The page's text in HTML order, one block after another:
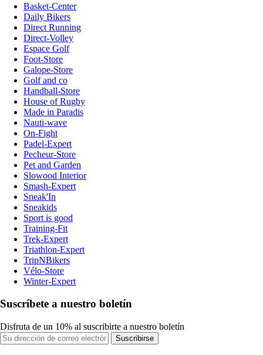
Basket-Center
Daily Bikers
Direct Running
Direct-Volley
Espace Golf
Foot-Store
Galope-Store
Golf and co
Handball-Store
House of Rugby
Made in Paradis
Nauti-wave
On-Fight
Padel-Expert
Pecheur-Store
Pet and Garden
Slowood Interior
Smash-Expert
Sneak'In
Sneakids
Sport is good
Training-Fit
Trek-Expert
Triathlon-Expert
TripNBikers
Vélo-Store
Winter-Expert
Suscríbete a nuestro boletín
Disfruta de un 10% al suscribirte a nuestro boletín
Suscribirse